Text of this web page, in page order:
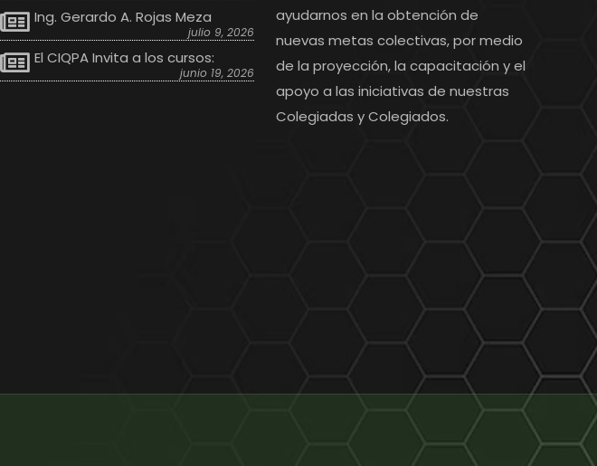
Ing. Gerardo A. Rojas Meza
julio 9, 2026
El CIQPA Invita a los cursos:
junio 19, 2026
ayudarnos en la obtención de
nuevas metas colectivas, por medio
de la proyección, la capacitación y el
apoyo a las iniciativas de nuestras
Colegiadas y Colegiados.